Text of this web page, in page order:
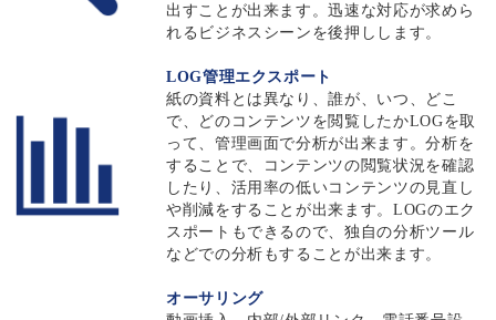
出すことが出来ます。迅速な対応が求めら
れるビジネスシーンを後押しします。
LOG管理エクスポート
紙の資料とは異なり、誰が、いつ、どこ
で、どのコンテンツを閲覧したかLOGを取
って、管理画面で分析が出来ます。分析を
することで、コンテンツの閲覧状況を確認
したり、活用率の低いコンテンツの見直し
や削減をすることが出来ます。LOGのエク
スポートもできるので、独自の分析ツール
などでの分析もすることが出来ます。
オーサリング